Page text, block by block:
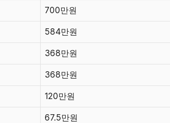
700만원
584만원
368만원
368만원
120만원
67.5만원